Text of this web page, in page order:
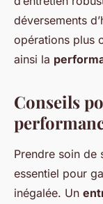
déversements
opérations plus
ainsi la
Conseils
Prendre soin de
essentiel pour
inégalée. Un